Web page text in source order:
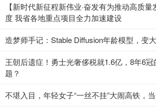
【新时代新征程新伟业·奋发有为推动高质量
度 我省各地重点项目全力加速建设
造梦师手记：Stable Diffusion年龄模型，变
王朝后遗症！勇士光奢侈税就1.6亿，8年6
题？
不堪入目，年轻女子“一丝不挂”大闹高铁，